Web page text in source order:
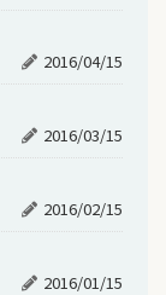
2016/04/15
2016/03/15
2016/02/15
2016/01/15